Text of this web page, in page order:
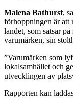
Malena Bathurst,
förhoppningen är att
landet, som satsar
varumärken, sin
”Varumärken som
lokalsamhället och
utvecklingen av
Rapporten kan